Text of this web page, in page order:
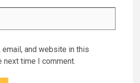
email, and website in this
next time I comment.